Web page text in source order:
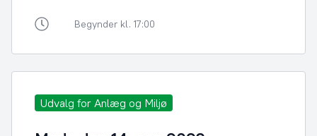
Begynder kl. 17:00
Udvalg for Anlæg og Miljø